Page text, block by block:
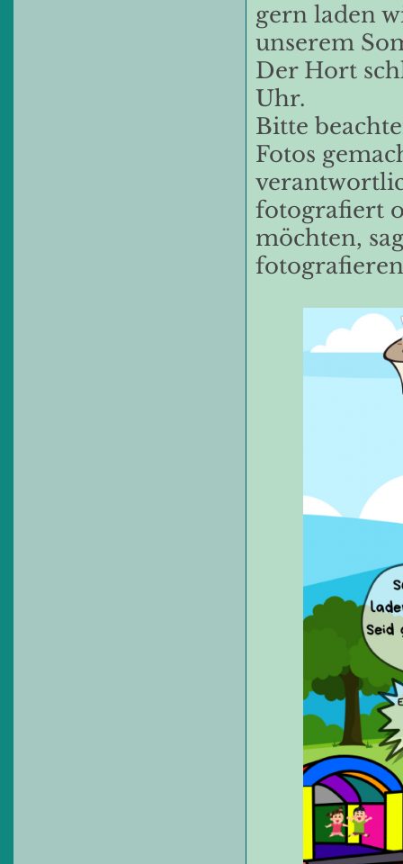
gern laden
unserem
Der Hort
Uhr.
Bitte
Fotos
fotografiert
möchten,